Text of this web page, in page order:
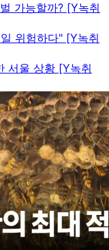
가능할까? [Y녹취
위험하다" [Y녹취
서울 상황 [Y녹취